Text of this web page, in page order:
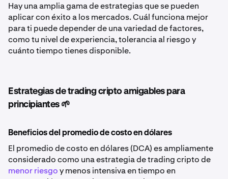
Hay una amplia gama de estrategias que se pueden
aplicar con éxito a los mercados. Cuál funciona mejor
para ti puede depender de una variedad de factores,
como tu nivel de experiencia, tolerancia al riesgo y
cuánto tiempo tienes disponible.
Estrategias de trading cripto amigables para
principiantes 🌱
Beneficios del promedio de costo en dólares
El promedio de costo en dólares (DCA) es ampliamente
considerado como una estrategia de trading cripto de
menor riesgoy menos intensiva en tiempo en